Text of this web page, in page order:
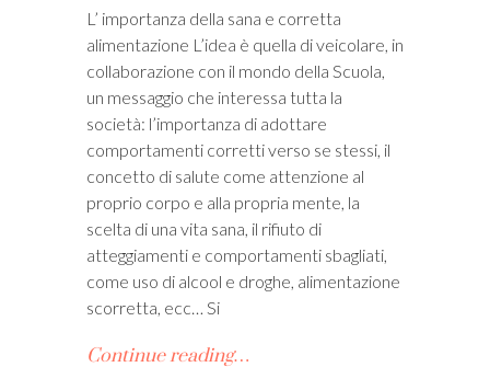
L’ importanza della sana e corretta
alimentazione L’idea è quella di veicolare, in
collaborazione con il mondo della Scuola,
un messaggio che interessa tutta la
società: l’importanza di adottare
comportamenti corretti verso se stessi, il
concetto di salute come attenzione al
proprio corpo e alla propria mente, la
scelta di una vita sana, il rifiuto di
atteggiamenti e comportamenti sbagliati,
come uso di alcool e droghe, alimentazione
scorretta, ecc… Si
Continue reading…